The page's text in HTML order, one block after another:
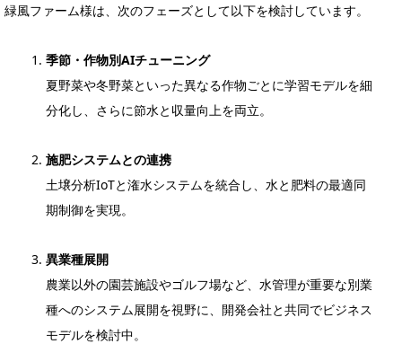
緑風ファーム様は、次のフェーズとして以下を検討しています。
季節・作物別AIチューニング
夏野菜や冬野菜といった異なる作物ごとに学習モデルを細
分化し、さらに節水と収量向上を両立。
施肥システムとの連携
土壌分析IoTと潅水システムを統合し、水と肥料の最適同
期制御を実現。
異業種展開
農業以外の園芸施設やゴルフ場など、水管理が重要な別業
種へのシステム展開を視野に、開発会社と共同でビジネス
モデルを検討中。